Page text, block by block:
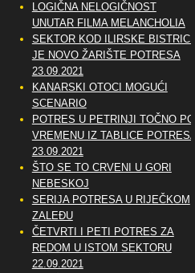
LOGIČNA NELOGIČNOST
UNUTAR FILMA MELANCHOLIA
SEKTOR KOD ILIRSKE BISTRICE
JE NOVO ŽARIŠTE POTRESA
23.09.2021
KANARSKI OTOCI MOGUĆI
SCENARIO
POTRES U PETRINJI TOČNO PO
VREMENU IZ TABLICE POTRESA
23.09.2021
ŠTO SE TO CRVENI U GORI
NEBESKOJ
SERIJA POTRESA U RIJEČKOM
ZALEĐU
ČETVRTI I PETI POTRES ZA
REDOM U ISTOM SEKTORU
22.09.2021